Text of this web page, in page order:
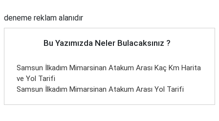
deneme reklam alanıdır
Bu Yazımızda Neler Bulacaksınız ?
Samsun İlkadım Mimarsinan Atakum Arası Kaç Km Harita
ve Yol Tarifi
Samsun İlkadım Mimarsinan Atakum Arası Yol Tarifi